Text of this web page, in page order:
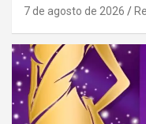
7 de agosto de 2026